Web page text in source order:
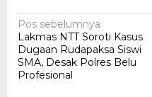
Navigasi
pos
Pos sebelumnya
Lakmas NTT Soroti Kasus
Dugaan Rudapaksa Siswi
SMA, Desak Polres Belu
Profesional